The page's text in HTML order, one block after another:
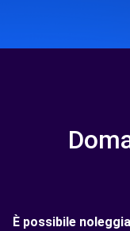
È possibile